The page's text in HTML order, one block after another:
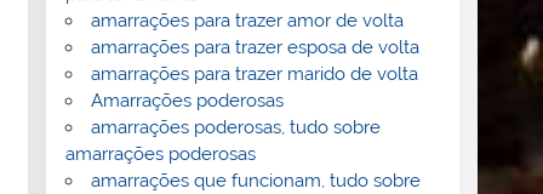
amarrações para trazer amor de volta
amarrações para trazer esposa de volta
amarrações para trazer marido de volta
Amarrações poderosas
amarrações poderosas, tudo sobre
amarrações poderosas
amarrações que funcionam, tudo sobre